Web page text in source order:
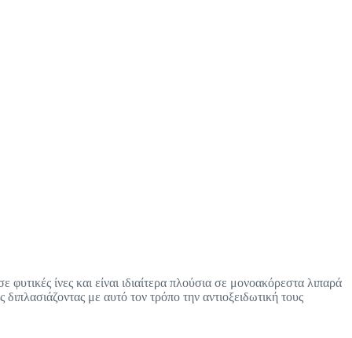
ίνες και είναι ιδιαίτερα πλούσια σε μονοακόρεστα λιπαρά
με αυτό τον τρόπο την αντιοξειδωτική τους